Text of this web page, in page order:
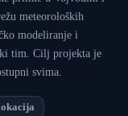
meteoroloških
modeliranje i
tim. Cilj projekta je
svima.